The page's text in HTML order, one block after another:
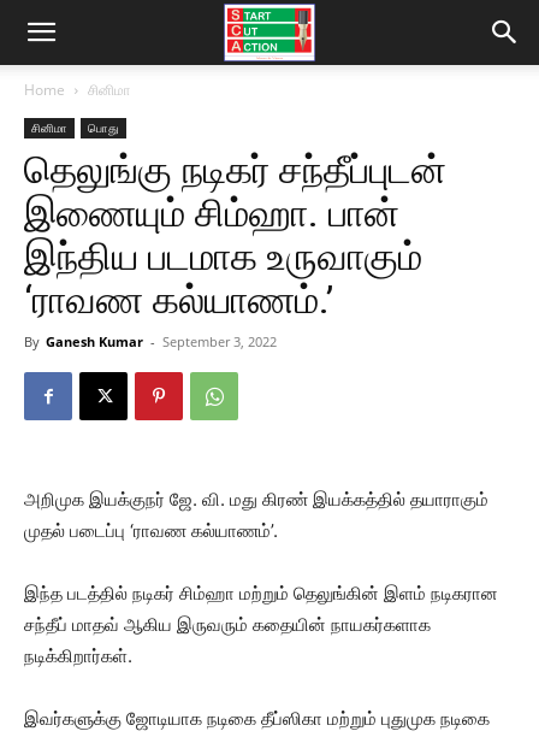
Home சினிமா
சினிமா பொது
தெலுங்கு நடிகர் சந்தீப்புடன்
இணையும் சிம்ஹா. பான்
இந்திய படமாக உருவாகும்
‘ராவண கல்யாணம்.’
By Ganesh Kumar - September 3, 2022
அறிமுக இயக்குநர் ஜே. வி. மது கிரண் இயக்கத்தில் தயாராகும்
முதல் படைப்பு ‘ராவண கல்யாணம்’.
இந்த படத்தில் நடிகர் சிம்ஹா மற்றும் தெலுங்கின் இளம் நடிகரான
சந்தீப் மாதவ் ஆகிய இருவரும் கதையின் நாயகர்களாக
நடிக்கிறார்கள்.
இவர்களுக்கு ஜோடியாக நடிகை தீப்ஸிகா மற்றும் புதுமுக நடிகை